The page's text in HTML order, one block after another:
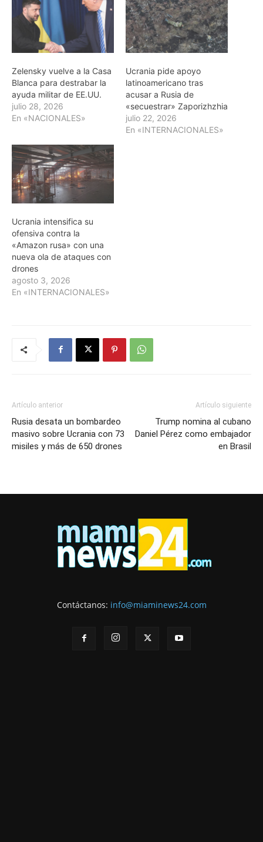
Zelensky vuelve a la Casa
Blanca para destrabar la
ayuda militar de EE.UU.
julio 28, 2026
En «NACIONALES»
Ucrania pide apoyo
latinoamericano tras
acusar a Rusia de
«secuestrar» Zaporizhzhia
julio 22, 2026
En «INTERNACIONALES»
Ucrania intensifica su
ofensiva contra la
«Amazon rusa» con una
nueva ola de ataques con
drones
agosto 3, 2026
En «INTERNACIONALES»
Artículo anterior
Rusia desata un bombardeo
masivo sobre Ucrania con 73
misiles y más de 650 drones
Artículo siguiente
Trump nomina al cubano
Daniel Pérez como embajador
en Brasil
Contáctanos: info@miaminews24.com